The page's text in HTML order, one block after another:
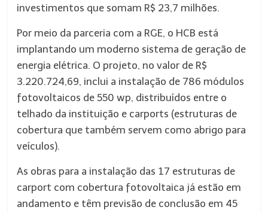
investimentos que somam R$ 23,7 milhões.
Por meio da parceria com a RGE, o HCB está
implantando um moderno sistema de geração de
energia elétrica. O projeto, no valor de R$
3.220.724,69, inclui a instalação de 786 módulos
fotovoltaicos de 550 wp, distribuídos entre o
telhado da instituição e carports (estruturas de
cobertura que também servem como abrigo para
veículos).
As obras para a instalação das 17 estruturas de
carport com cobertura fotovoltaica já estão em
andamento e têm previsão de conclusão em 45